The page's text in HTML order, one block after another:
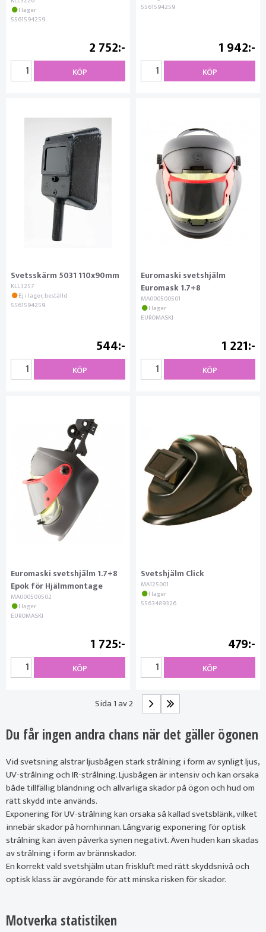
I lager
5561594259
2 752
KÖP
5561594259
1 942
KÖP
Svetsskärm 5031 110x90mm
KLL3257
Ej i lager, beställd
5561594259
544
KÖP
Euromaski svetshjälm
Euromask 1.7+8
MA000500501
I lager
EUROMASKI
1 221
KÖP
Euromaski svetshjälm 1.7+8
Epok för Hjälmmontage
MA000500502
I lager
EUROMASKI
1 725
KÖP
Svetshjälm Click
MA125001
I lager
5563489326
479
KÖP
Sida 1 av 2
Du får ingen andra chans när det gäller ögonen
Vid svetsning alstrar ljusbågen stark strålning i form av synligt ljus,
UV-strålning och IR-strålning. Ljusbågen är intensiv och kan orsaka
både tillfällig bländning och allvarliga skador på ögon och hud om
rätt skydd inte används.
Exponering för UV-strålning kan orsaka så kallad svetsblänk, vilket
innebär skador på hornhinnan. Långvarig exponering för optisk
strålning kan även påverka synen negativt. Även huden kan skadas
av strålning i form av brännskador.
En korrekt vald svetshjälm utan friskluft med rätt skyddsnivå och
optisk klass är avgörande för att minska risken för skador.
Motverka statistiken